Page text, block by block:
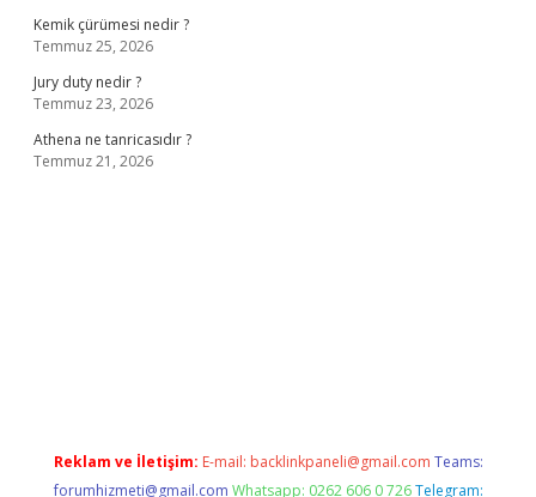
Kemik çürümesi nedir ?
Temmuz 25, 2026
Jury duty nedir ?
Temmuz 23, 2026
Athena ne tanricasıdır ?
Temmuz 21, 2026
Reklam ve İletişim: E-mail: backlinkpaneli@gmail.com Teams:
forumhizmeti@gmail.com Whatsapp: 0262 606 0 726 Telegram: